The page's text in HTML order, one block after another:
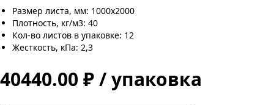
Размер листа, мм: 1000х2000
Плотность, кг/м3: 40
Кол-во листов в упаковке: 12
Жесткость, кПа: 2,3
40440.00 ₽ / упаковка